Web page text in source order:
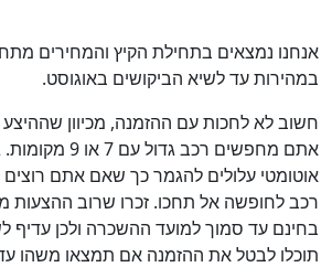
אנחנו נמצאים בתחילת הקיץ והמחירים
במהירות עד לשיא הביקושים באוגוסט.
חשוב לא לחכות עם ההזמנה, מכיוון
אתם מחפשים רכב
אוטומטי עלולים להגמר כך שאם אתם
רכב לחופשה אל תחכו. זכרו שרוב ההצעות
בחינם עד סמוך למועד ההשכרה ולכן עדיף
תוכלו לבטל את ההזמנה אם תמצאו משהו